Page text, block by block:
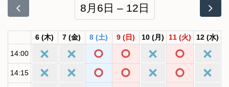
8月6日 – 12日
6 (木) 7 (金) 8 (土) 9 (日) 10 (月) 11 (火) 12 (水)
14:00
14:15